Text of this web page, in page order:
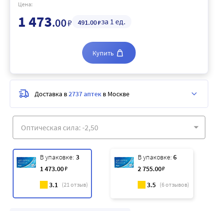
В упаковке: 3
1 473.00₽
3.1 (21отзыв)
В упаковке: 6
2 755.00₽
3.5 (6отзывов)
Цена:
1 473.00₽ 491.00₽за 1 ед.
Купить
Доставка в2737 аптек в Москве